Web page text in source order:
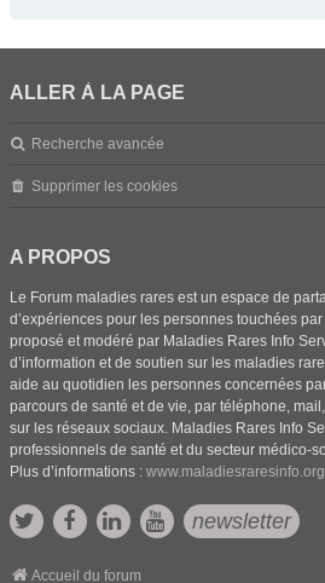
ALLER À LA PAGE
Recherche avancée
Supprimer les cookies
A PROPOS
Le Forum maladies rares est un espace de
d’expériences pour les personnes touchées
proposé et modéré par Maladies Rares Info
d’information et de soutien sur les maladies
aide au quotidien les personnes concernées
parcours de santé et de vie, par téléphone,
sur les réseaux sociaux. Maladies Rares Info
professionnels de santé et du secteur médico-
Plus d’informations : www.maladiesraresinfo.org
newsletter
Accueil du forum